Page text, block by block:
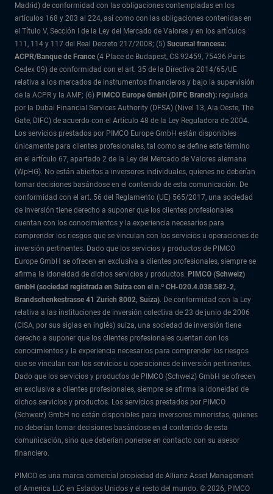
Madrid) de conformidad con las obligaciones contempladas en los
artículos 168 y 203 al 224, así como con las obligaciones contenidas en
el Título V, Sección I de la Ley del Mercado de Valores y en los artículos
111, 114 y 117 del Real Decreto 217/2008; (5) Sucursal francesa:
ACPR/Banque de France (4 Place de Budapest, CS 92459, 75436 Paris
Cedex 09) de conformidad con el art. 35 de la Directiva 2014/65/UE
relativa a los mercados de instrumentos financieros y bajo la supervisión
de la ACPR y la AMF; (6) PIMCO Europe GmbH (DIFC Branch): regulada
por la Dubai Financial Services Authority (DFSA) (Nivel 13, Ala Oeste, The
Gate, DIFC) de acuerdo con el Artículo 48 de la Ley Reguladora de 2004.
Los servicios prestados por PIMCO Europe GmbH están disponibles
únicamente para clientes profesionales, tal como se define este término
en el artículo 67, apartado 2 de la Ley del Mercado de Valores alemana
(WpHG). No están abiertos a inversores individuales, quienes no deberían
tomar decisiones basándose en el contenido de esta comunicación. De
conformidad con el art. 56 del Reglamento (UE) 565/2017, una sociedad
de inversión tiene derecho a suponer que los clientes profesionales
cuentan con los conocimientos y la experiencia necesarios para
comprender los riesgos que se vinculan con los servicios u operaciones de
inversión pertinentes. Dado que los servicios y productos de PIMCO
Europe GmbH se ofrecen en exclusiva a clientes profesionales, siempre se
afirma la idoneidad de dichos servicios y productos. PIMCO (Schweiz)
GmbH (sociedad registrada en Suiza con el n.º CH-020.4.038.582-2,
Brandschenkestrasse 41 Zurich 8002, Suiza). De conformidad con la Ley
relativa a las instituciones de inversión colectiva de 23 de junio de 2006
(CISA, por sus siglas en inglés) suiza, una sociedad de inversión tiene
derecho a suponer que los clientes profesionales cuentan con los
conocimientos y la experiencia necesarios para comprender los riesgos
que se vinculan con los servicios u operaciones de inversión pertinentes.
Dado que los servicios y productos de PIMCO (Schweiz) GmbH se ofrecen
en exclusiva a clientes profesionales, siempre se afirma la idoneidad de
dichos servicios y productos. Los servicios prestados por PIMCO
(Schweiz) GmbH no están disponibles para inversores minoristas, quienes
no deberían tomar decisiones basándose en el contenido de esta
comunicación, sino que deberían ponerse en contacto con su asesor
financiero.
PIMCO es una marca comercial propiedad de Allianz Asset Management
of America LLC en Estados Unidos y el resto del mundo. © 2026, PIMCO